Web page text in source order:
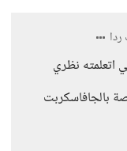
اتعلمته نظري
بالجافاسكربت